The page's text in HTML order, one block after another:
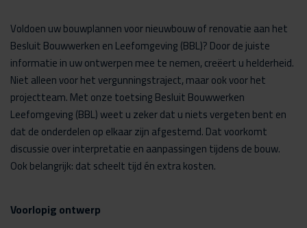
Voldoen uw bouwplannen voor nieuwbouw of renovatie aan het
Besluit Bouwwerken en Leefomgeving (BBL)? Door de juiste
informatie in uw ontwerpen mee te nemen, creëert u helderheid.
Niet alleen voor het vergunningstraject, maar ook voor het
projectteam. Met onze toetsing Besluit Bouwwerken
Leefomgeving (BBL) weet u zeker dat u niets vergeten bent en
dat de onderdelen op elkaar zijn afgestemd. Dat voorkomt
discussie over interpretatie en aanpassingen tijdens de bouw.
Ook belangrijk: dat scheelt tijd én extra kosten.
Voorlopig ontwerp